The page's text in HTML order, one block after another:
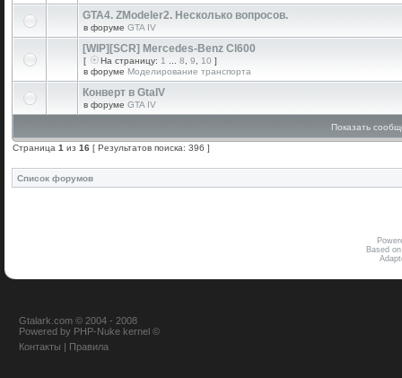
GTA4. ZModeler2. Несколько вопросов.
в форуме GTA IV
[WIP][SCR] Mercedes-Benz Cl600
[ На страницу: 1 8 9 10 ]
в форуме Моделирование транспорта
Конверт в GtaIV
в форуме GTA IV
Показать
Страница 1 из 16 [ Результатов поиска: 396 ]
Список форумов
Based
Gtalark.com © 2004 - 2008
Powered by PHP-Nuke kernel ©
Контакты | Правила